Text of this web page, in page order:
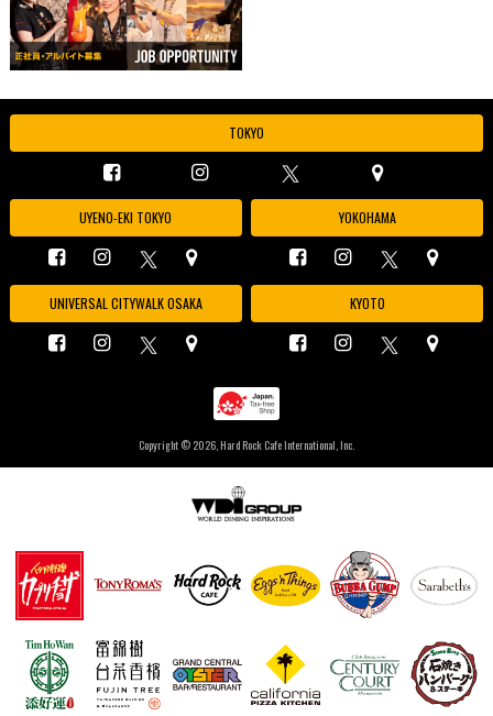
TOKYO
UYENO-EKI TOKYO YOKOHAMA
UNIVERSAL CITYWALK OSAKA KYOTO
Copyright © 2026, Hard Rock Cafe International, Inc.